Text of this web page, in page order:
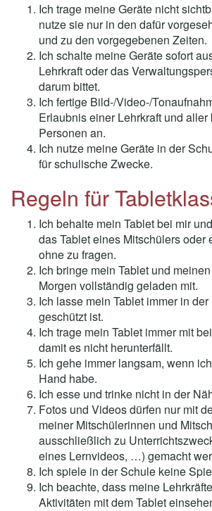
Ich trage meine Geräte nicht
nutze sie nur in den dafür
und zu den vorgegebenen Zeiten.
Ich schalte meine Geräte sofort
Lehrkraft oder das
darum bittet.
Ich fertige Bild-/Video-/
Erlaubnis einer Lehrkraft und aller
Personen an.
Ich nutze meine Geräte in der
für schulische Zwecke.
Regeln für
Ich behalte mein Tablet bei mir
das Tablet eines Mitschülers oder
ohne zu fragen.
Ich bringe mein Tablet und
Morgen vollständig geladen mit.
Ich lasse mein Tablet immer in
geschützt ist.
Ich trage mein Tablet immer mit
damit es nicht herunterfällt.
Ich gehe immer langsam, wenn
Hand habe.
Ich esse und trinke nicht in der
Fotos und Videos dürfen nur mit
meiner Mitschülerinnen und
ausschließlich zu
eines Lernvideos, …) gemacht
Ich spiele in der Schule keine
Ich beachte, dass meine
Aktivitäten mit dem Tablet